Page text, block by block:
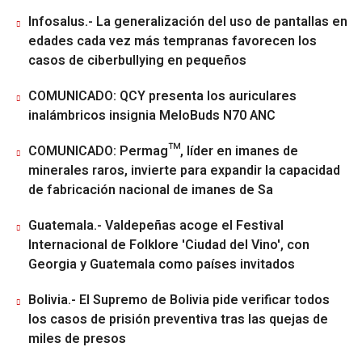
Infosalus.- La generalización del uso de pantallas en
edades cada vez más tempranas favorecen los
casos de ciberbullying en pequeños
COMUNICADO: QCY presenta los auriculares
inalámbricos insignia MeloBuds N70 ANC
COMUNICADO: Permag™, líder en imanes de
minerales raros, invierte para expandir la capacidad
de fabricación nacional de imanes de Sa
Guatemala.- Valdepeñas acoge el Festival
Internacional de Folklore 'Ciudad del Vino', con
Georgia y Guatemala como países invitados
Bolivia.- El Supremo de Bolivia pide verificar todos
los casos de prisión preventiva tras las quejas de
miles de presos